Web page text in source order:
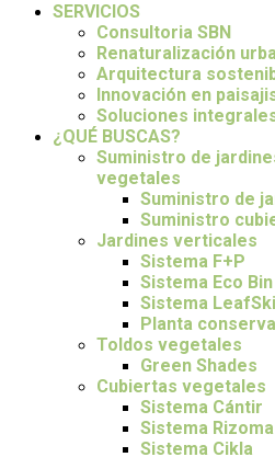
SERVICIOS
Consultoria SBN
Renaturalización
Arquitectura
Innovación en
Soluciones
¿QUÉ BUSCAS?
Suministro de
vegetales
Suministro de
Suministro
Jardines verticales
Sistema F+P
Sistema Eco Bin
Sistema
Planta
Toldos vegetales
Green Shades
Cubiertas vegetales
Sistema Cántir
Sistema Rizoma
Sistema Cikla